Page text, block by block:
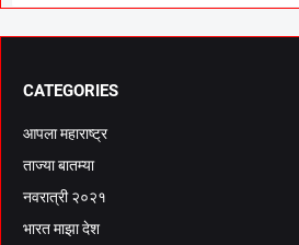
CATEGORIES
आपला महाराष्ट्र
ताज्या बातम्या
नवरात्री २०२१
भारत माझा देश